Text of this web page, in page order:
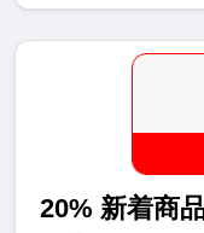
20% 新着商